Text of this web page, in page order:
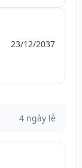
23/12/2037
4 ngày lễ